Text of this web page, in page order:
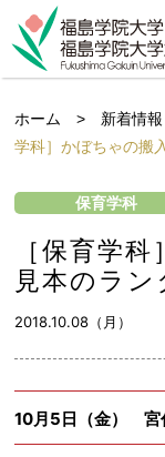
ホーム > 新着情報
学科］かぼちゃの搬
保育学科
［保育学
見本のラン
2018.10.08（月）
10月5日（金） 宮